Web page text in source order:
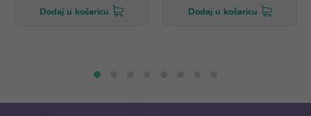
Dodaj u košaricu Dodaj u košaricu